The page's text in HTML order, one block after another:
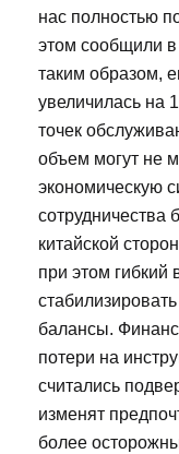
нас полностью
этом сообщили в
таким образом,
увеличилась на
точек
объем могут не
экономическую
сотрудничества
китайской
при этом гибкий
балансы.
потери на
считались
изменят
более